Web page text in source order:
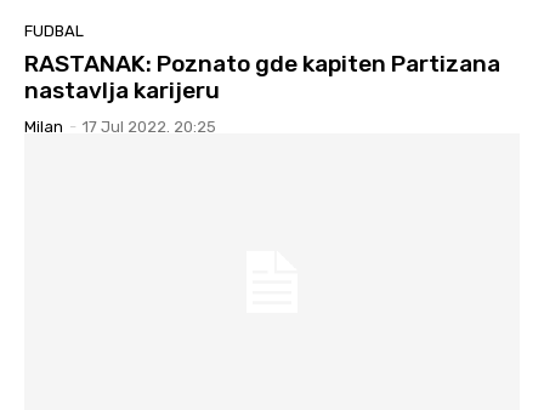
FUDBAL
RASTANAK: Poznato gde kapiten Partizana
nastavlja karijeru
Milan - 17 Jul 2022. 20:25